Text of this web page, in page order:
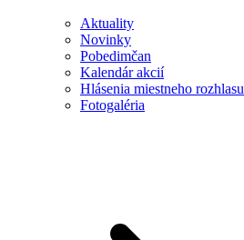
Aktuality
Novinky
Pobedimčan
Kalendár akcií
Hlásenia miestneho rozhlasu
Fotogaléria